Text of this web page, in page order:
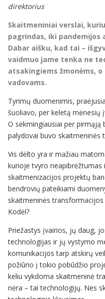
direktorius
Skaitmeniniai verslai,
pagrindas, iki pandemijos
Dabar aišku, kad tai –
vaidmuo jame tenka ne
atsakingiems žmonėms,
vadovams.
Tyrimų duomenimis,
šuoliavo, per keletą mėnesių
O sėkmingiausiai per
palydovai buvo skaitmeninės
Vis dėlto yra ir mažiau
kurioje tvyro neapibrėžtumas
skaitmenizacijos projektų
bendrovių pateikiami
skaitmeninės
Kodėl?
Priežastys įvairios, jų daug,
technologijas ir jų vystymo
komunikacijos tarp atskirų
požiūrio į tokio pobūdžio
keliu vykdoma skaitmeninė
nėra – tai technologijų. Nes